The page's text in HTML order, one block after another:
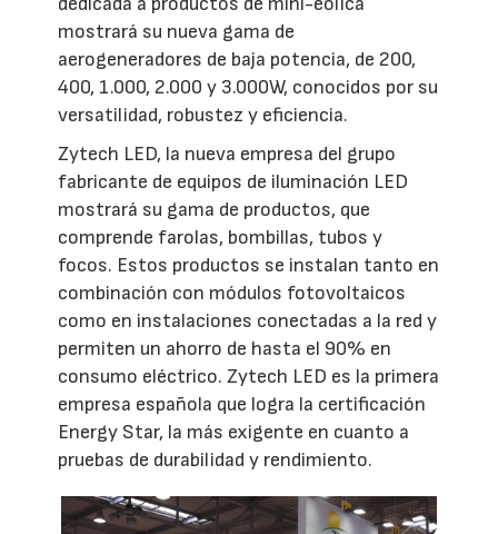
mostrará su nueva gama de
aerogeneradores de baja potencia, de 200,
400, 1.000, 2.000 y 3.000W, conocidos por su
versatilidad, robustez y eficiencia.
Zytech LED, la nueva empresa del grupo
fabricante de equipos de iluminación LED
mostrará su gama de productos, que
comprende farolas, bombillas, tubos y
focos. Estos productos se instalan tanto en
combinación con módulos fotovoltaicos
como en instalaciones conectadas a la red y
permiten un ahorro de hasta el 90% en
consumo eléctrico. Zytech LED es la primera
empresa española que logra la certificación
Energy Star, la más exigente en cuanto a
pruebas de durabilidad y rendimiento.